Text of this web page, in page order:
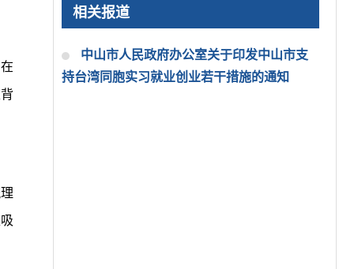
相关报道
中山市人民政府办公室关于印发中山市支
持台湾同胞实习就业创业若干措施的通知